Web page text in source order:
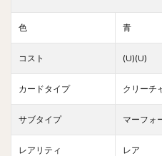
色 青
コスト (U)(U)
カードタイプ クリーチ
サブタイプ マーフォ
レアリティ レア